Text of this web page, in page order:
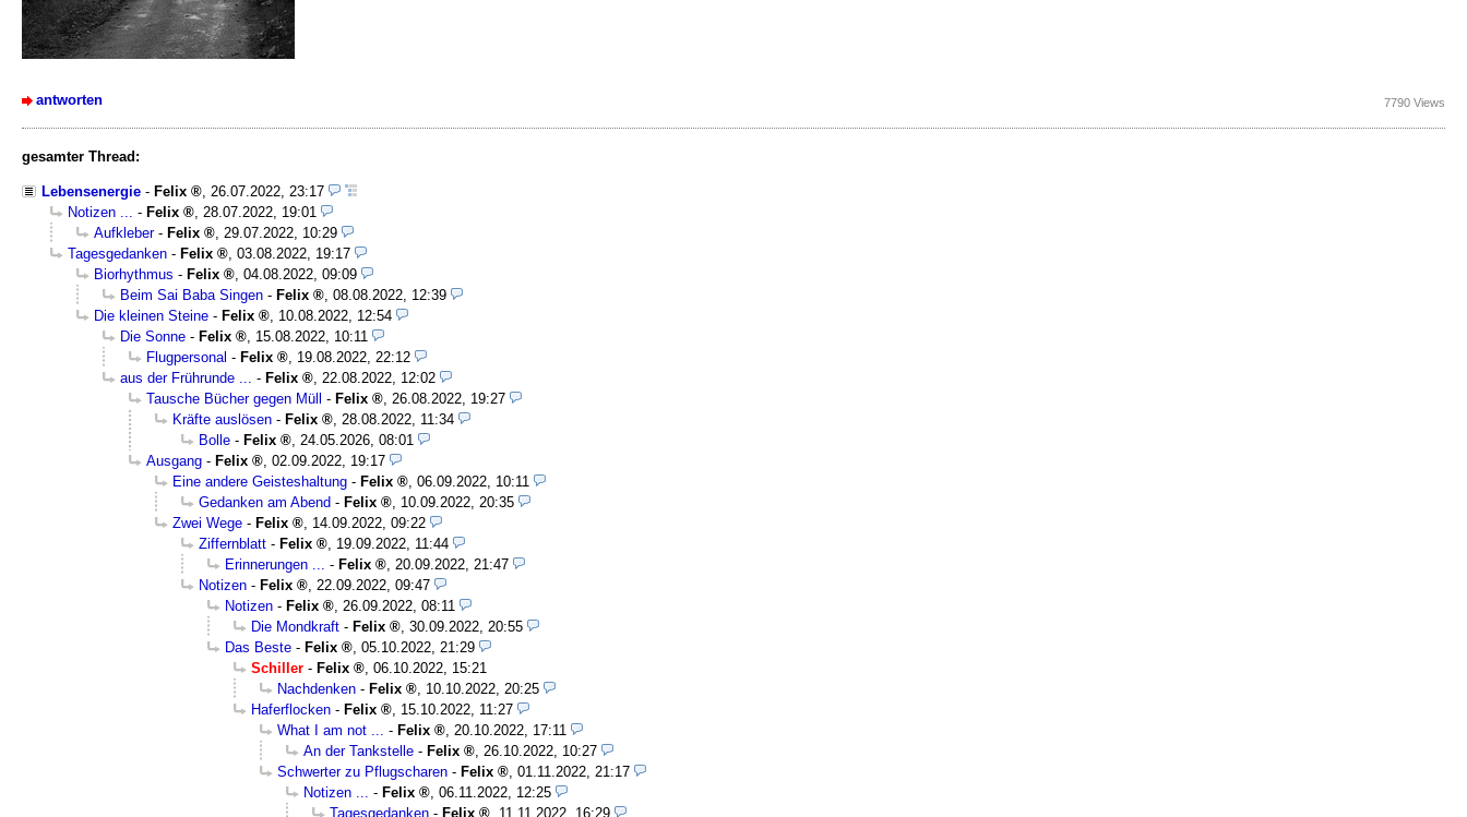
antworten 7790 Views
gesamter Thread:
Lebensenergie - Felix , 26.07.2022, 23:17
Notizen ... - Felix , 28.07.2022, 19:01
Aufkleber- Felix , 29.07.2022, 10:29
Tagesgedanken - Felix , 03.08.2022, 19:17
Biorhythmus - Felix , 04.08.2022, 09:09
Beim Sai Baba Singen - Felix , 08.08.2022, 12:39
Die kleinen Steine - Felix , 10.08.2022, 12:54
Die Sonne - Felix , 15.08.2022, 10:11
Flugpersonal - Felix , 19.08.2022, 22:12
aus der Frührunde ... - Felix , 22.08.2022, 12:02
Tausche Bücher gegen Müll
- Felix , 26.08.2022, 19:27
Kräfte auslösen - Felix , 28.08.2022, 11:34
Bolle - Felix , 24.05.2026, 08:01
Ausgang - Felix , 02.09.2022, 19:17
Eine andere Geisteshaltung - Felix , 06.09.2022, 10:11
Gedanken am Abend - Felix , 10.09.2022, 20:35
Zwei Wege - Felix , 14.09.2022, 09:22
Ziffernblatt - Felix , 19.09.2022, 11:44
Erinnerungen ... - Felix , 20.09.2022, 21:47
Notizen - Felix , 22.09.2022, 09:47
Notizen - Felix , 26.09.2022, 08:11
Die Mondkraft - Felix , 30.09.2022, 20:55
Das Beste - Felix , 05.10.2022, 21:29
Schiller - Felix , 06.10.2022, 15:21
Nachdenken - Felix , 10.10.2022, 20:25
Haferflocken - Felix , 15.10.2022, 11:27
What I am not ... - Felix , 20.10.2022, 17:11
An der Tankstelle - Felix , 26.10.2022, 10:27
Schwerter zu Pflugscharen - Felix , 01.11.2022, 21:17
Notizen ... - Felix , 06.11.2022, 12:25
Tagesgedanken - Felix 11.11.2022, 16:29